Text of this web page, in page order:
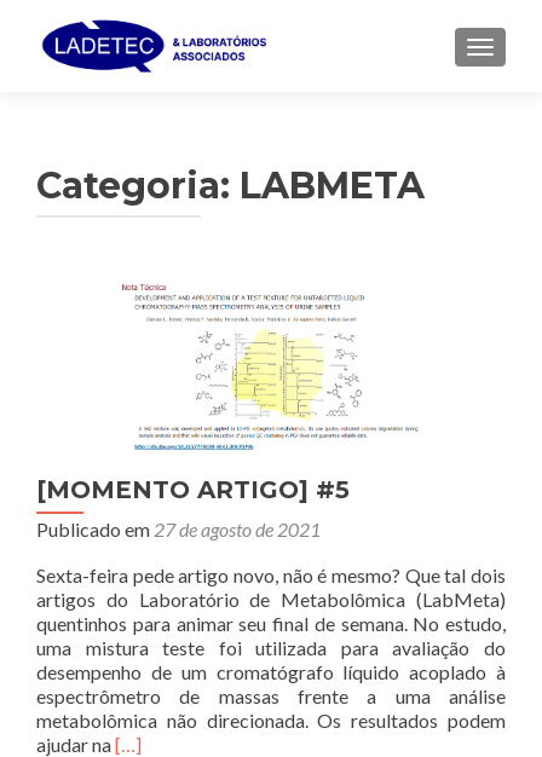
Categoria: LABMETA
[MOMENTO ARTIGO] #5
Publicado em 27 de agosto de 2021
Sexta-feira pede artigo novo, não é mesmo? Que tal dois
artigos do Laboratório de Metabolômica (LabMeta)
quentinhos para animar seu final de semana. No estudo,
uma mistura teste foi utilizada para avaliação do
desempenho de um cromatógrafo líquido acoplado à
espectrômetro de massas frente a uma análise
metabolômica não direcionada. Os resultados podem
ajudar naLeia
[…]